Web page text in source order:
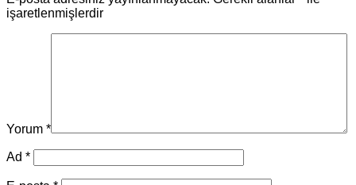
işaretlenmişlerdir
Yorum *
Ad *